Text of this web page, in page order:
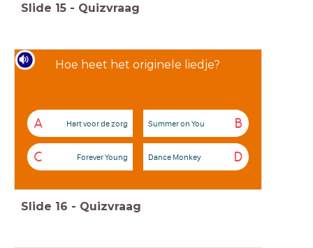
Slide 15 - Quizvraag
Hoe heet het originele liedje?
A Hart voor de zorg B
Summer on You
C Forever Young D
Dance Monkey
Slide 16 - Quizvraag